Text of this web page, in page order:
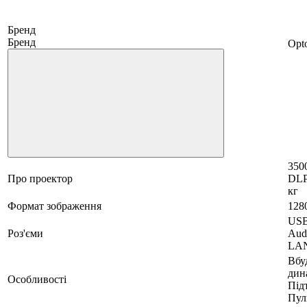
Бренд
Бренд
Про проектор
кг
Формат зображення
Роз'єми
Особливості